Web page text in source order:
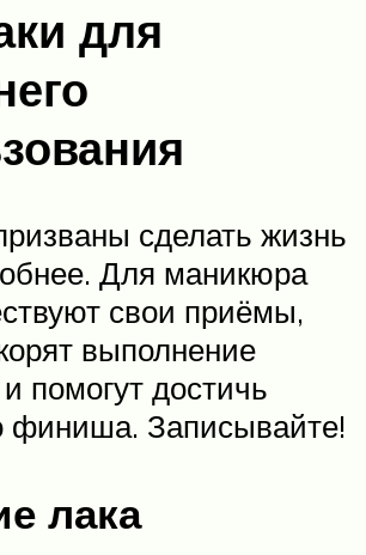
для
сделать жизнь
Для маникюра
свои приёмы,
выполнение
помогут достичь
финиша. Записывайте!
лака